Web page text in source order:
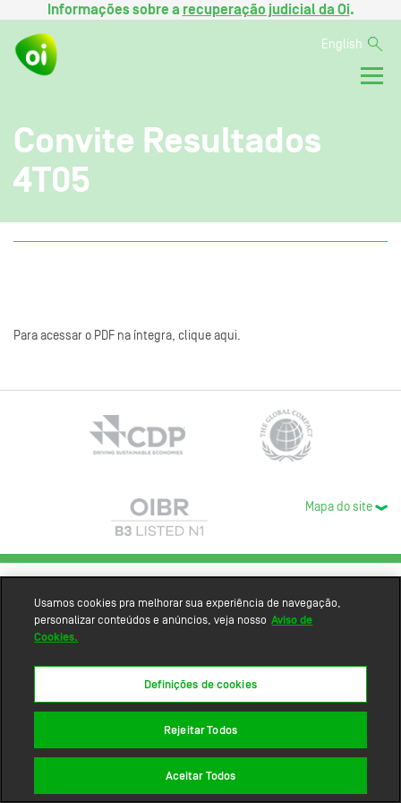
Informações sobre a recuperação judicial da Oi.
English
Convite Resultados
4T05
Para acessar o PDF na íntegra, clique aqui.
Mapa do site
Usamos cookies pra melhorar sua experiência de navegação,
personalizar conteúdos e anúncios, veja nosso Aviso de
Cookies.
Definições de cookies
Rejeitar Todos
Aceitar Todos